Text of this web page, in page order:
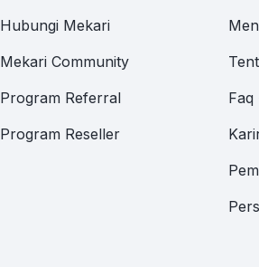
Hubungi Mekari
Mekari Community
Program Referral
Program Reseller
Faq